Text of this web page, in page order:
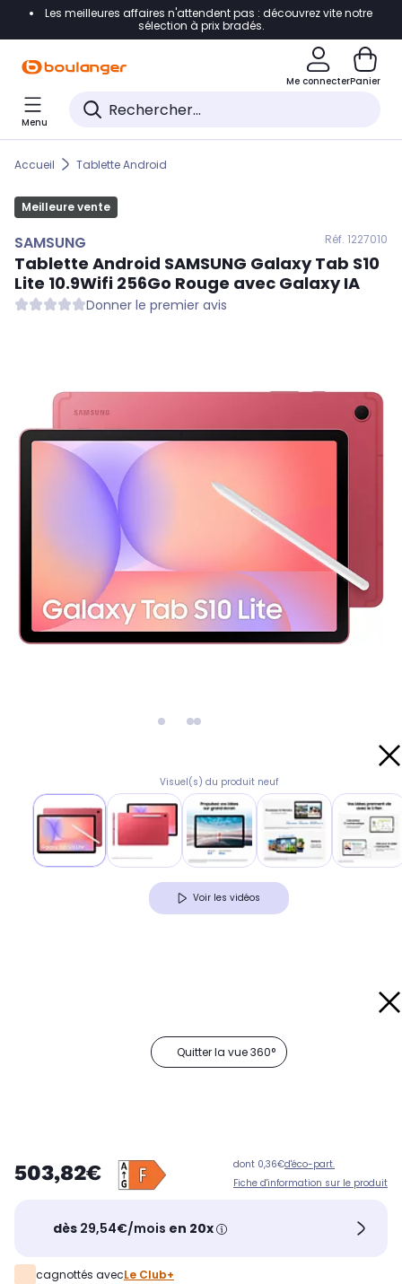
Accéder directement à la navigation
Accéder directement au pied de page
Accéder directement au chatbot
Les meilleures affaires n'attendent pas : découvrez vite notre
sélection à prix bradés.
Me connecterPanier
Menu
Accueil Tablette Android
Meilleure vente
SAMSUNG Réf. 1227010
Tablette Android SAMSUNG Galaxy Tab S10
Lite 10.9Wifi 256Go Rouge avec Galaxy IA
Donner le premier avis
Visuel(s) du produit neuf
Voir les vidéos
Quitter la vue 360°
503,82€ dont 0,36€d'éco-part.
Fiche d'information sur le produit
dès 29,54€/mois en 20x
cagnottés avecLe Club+